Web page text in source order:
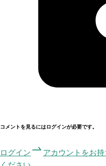
コメントを見るにはログインが必要です。
ログイン
アカウントをお